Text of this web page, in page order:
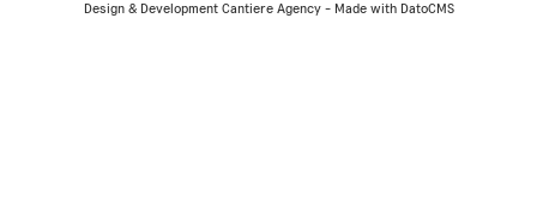
Design & Development Cantiere Agency- Made with DatoCMS